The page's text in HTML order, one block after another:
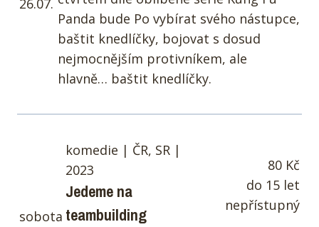
26.07.
Panda bude Po vybírat svého nástupce,
baštit knedlíčky, bojovat s dosud
nejmocnějším protivníkem, ale
hlavně… baštit knedlíčky.
sobota
komedie | ČR, SR |
2023
Jedeme na
teambuilding
80 Kč
do 15 let
nepřístupný